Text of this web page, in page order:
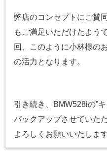
弊店のコンセプトにご賛
もご満足いただけたよう
回、このように小林様の
の活力となります。
引き続き、BMW528iの”
バックアップさせていた
よろしくお願いいたします